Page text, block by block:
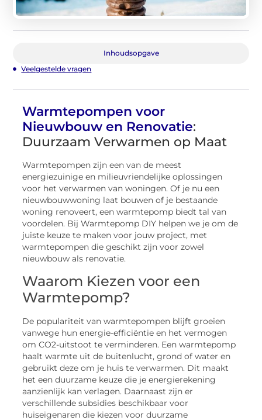
Inhoudsopgave
Veelgestelde vragen
Warmtepompen voor
Nieuwbouw en Renovatie:
Duurzaam Verwarmen op Maat
Warmtepompen zijn een van de meest
energiezuinige en milieuvriendelijke oplossingen
voor het verwarmen van woningen. Of je nu een
nieuwbouwwoning laat bouwen of je bestaande
woning renoveert, een warmtepomp biedt tal van
voordelen. Bij Warmtepomp DIY helpen we je om de
juiste keuze te maken voor jouw project, met
warmtepompen die geschikt zijn voor zowel
nieuwbouw als renovatie.
Waarom Kiezen voor een
Warmtepomp?
De populariteit van warmtepompen blijft groeien
vanwege hun energie-efficiëntie en het vermogen
om CO2-uitstoot te verminderen. Een warmtepomp
haalt warmte uit de buitenlucht, grond of water en
gebruikt deze om je huis te verwarmen. Dit maakt
het een duurzame keuze die je energierekening
aanzienlijk kan verlagen. Daarnaast zijn er
verschillende subsidies beschikbaar voor
huiseigenaren die kiezen voor duurzame